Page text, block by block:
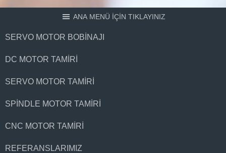
ANA MENÜ İÇİN TIKLAYINIZ
SERVO MOTOR BOBINAJI
DC MOTOR TAMIRI
SERVO MOTOR TAMIRI
SPINDLE MOTOR TAMIRI
CNC MOTOR TAMIRI
REFERANSLARIMIZ